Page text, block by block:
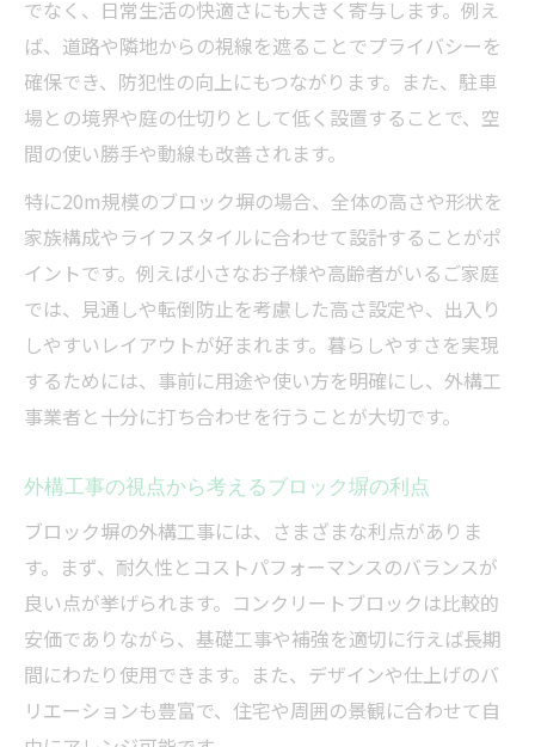
外構工事で重要な基礎工事のポイントを解
説
外構工事の解体工程で発生する費用の注意
点
ブロック塀外構工事で差が出る基礎工事の
実態
外構工事で気をつけたい解体と処分の手順
基礎工事がブロック塀外構工事に与える影
響
失敗しない外構工事選びの極意を伝授
説
外構工事を成功させる信頼できる業者の見
外構工事の経験者が語る失敗しない秘訣
ブロック塀外構工事で満足度を高める工夫
外構工事の選び方で重視すべきチェック事
項
でなく、日常生活の快適さにも大きく寄与します。例え
ば、道路や隣地からの視線を遮ることでプライバシーを
確保でき、防犯性の向上にもつながります。また、駐車
場との境界や庭の仕切りとして低く設置することで、空
間の使い勝手や動線も改善されます。
特に20m規模のブロック塀の場合、全体の高さや形状を
家族構成やライフスタイルに合わせて設計することがポ
イントです。例えば小さなお子様や高齢者がいるご家庭
では、見通しや転倒防止を考慮した高さ設定や、出入り
しやすいレイアウトが好まれます。暮らしやすさを実現
するためには、事前に用途や使い方を明確にし、外構工
事業者と十分に打ち合わせを行うことが大切です。
外構工事の視点から考えるブロック塀の利点
ブロック塀の外構工事には、さまざまな利点がありま
す。まず、耐久性とコストパフォーマンスのバランスが
良い点が挙げられます。コンクリートブロックは比較的
安価でありながら、基礎工事や補強を適切に行えば長期
間にわたり使用できます。また、デザインや仕上げのバ
リエーションも豊富で、住宅や周囲の景観に合わせて自